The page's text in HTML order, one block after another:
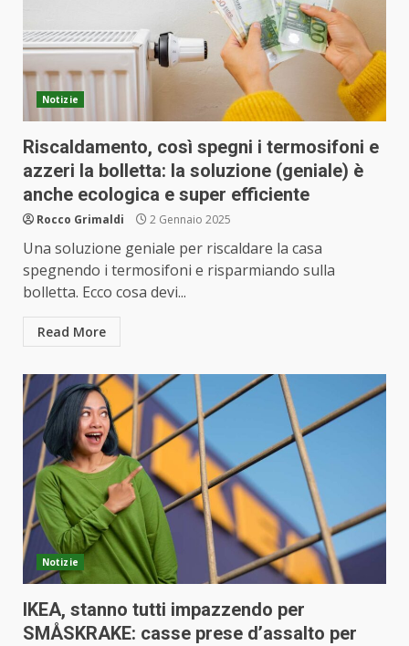
Notizie
Riscaldamento, così spegni i termosifoni e
azzeri la bolletta: la soluzione (geniale) è
anche ecologica e super efficiente
Rocco Grimaldi 2 Gennaio 2025
Una soluzione geniale per riscaldare la casa
spegnendo i termosifoni e risparmiando sulla
bolletta. Ecco cosa devi...
Read More
Notizie
IKEA, stanno tutti impazzendo per
SMÅSKRAKE: casse prese d’assalto per